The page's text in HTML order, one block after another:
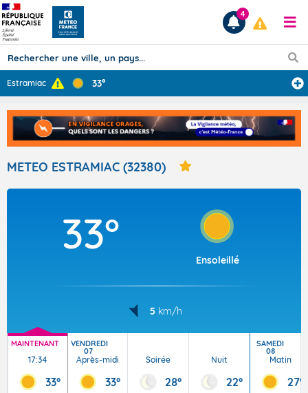
Prévisions
TOUS LES RÉSULTATS
Articles
4
Estramiac 33°
METEO ESTRAMIAC (32380)
33°
Ensoleillé
5 km/h
MAINTENANT
17:34
33°
VENDREDI
07
Après-midi
33°
Soirée
28°
Nuit
22°
SAMEDI
08
Matin
27°